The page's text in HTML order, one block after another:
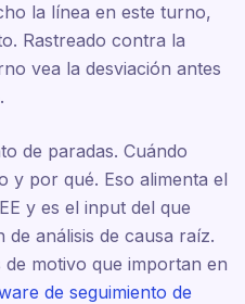
la línea en este turno,
Rastreado contra la
vea la desviación antes
de paradas. Cuándo
y por qué. Eso alimenta el
y es el input del que
análisis de causa raíz.
motivo que importan en
de seguimiento de